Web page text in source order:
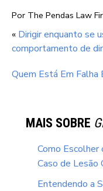
Por The Pendas Law
« Dirigir enquanto se
comportamento de
Quem Está Em
MAIS SOBRE
Como
Caso de Lesão
Entendendo a